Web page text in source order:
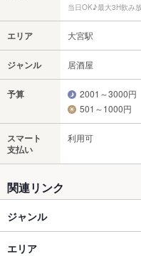
当日OK♪最大3H飲み
エリア 大宮駅
ジャンル 居酒屋
予算
2001～3000円
501～1000円
スマート
支払い
利用可
関連リンク
ジャンル
居酒屋
エリア